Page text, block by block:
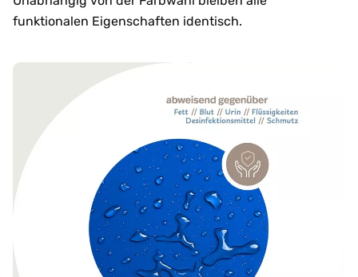
funktionalen Eigenschaften identisch.